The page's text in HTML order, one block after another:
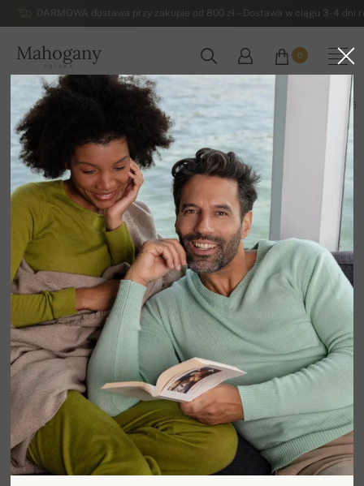
DARMOWA dostawa przy zakupie od 800 zł – Dostawa w ciągu 3-4
Mahogany
POLSKA
0
Swetry z jaka
12 Sortuj według Filtr
WSZYSTKIE PRODUKTY WIOSNA / LATO EKSKLUZYWNA 2026